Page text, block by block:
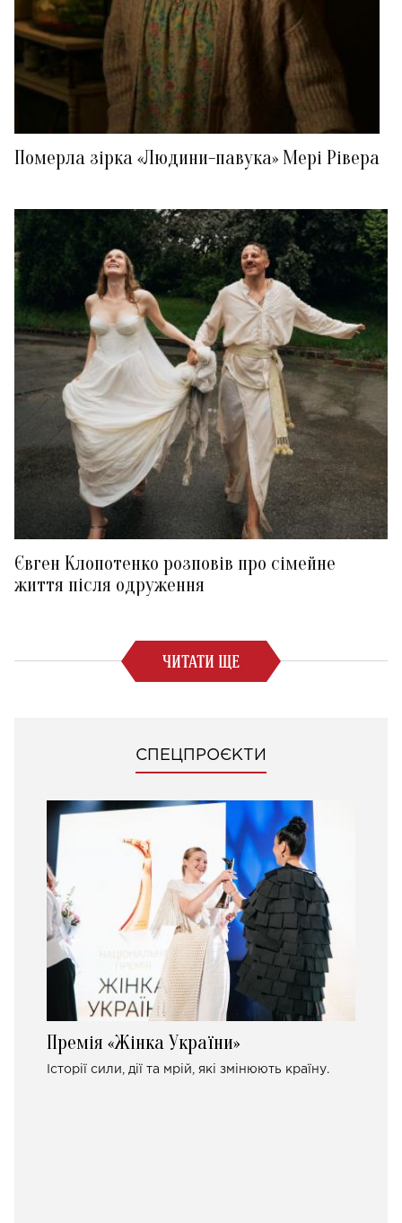
Померла зірка «Людини-павука» Мері Рівера
Євген Клопотенко розповів про сімейне
життя після одруження
ЧИТАТИ ЩЕ
СПЕЦПРОЄКТИ
Премія «Жінка України»
Історії сили, дії та мрій, які змінюють країну.